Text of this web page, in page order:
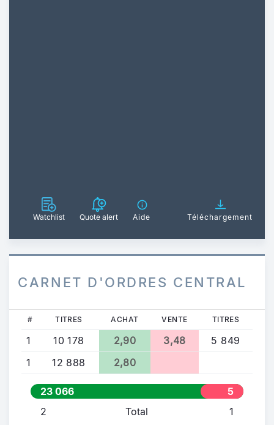
Watchlist Quote alert Aide Téléchargement
CARNET D'ORDRES CENTRAL
# TITRES ACHAT VENTE TITRES
1 10 178 2,90 3,48
5 849
1
12 888 2,80
23 066
5
849
2 Total 1